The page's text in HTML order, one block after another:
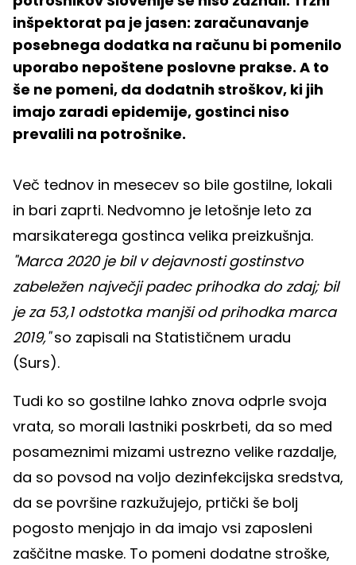
inšpektorat pa je jasen: zaračunavanje
posebnega dodatka na računu bi pomenilo
uporabo nepoštene poslovne prakse. A to
še ne pomeni, da dodatnih stroškov, ki jih
imajo zaradi epidemije, gostinci niso
prevalili na potrošnike.
Več tednov in mesecev so bile gostilne, lokali
in bari zaprti. Nedvomno je letošnje leto za
marsikaterega gostinca velika preizkušnja.
"Marca 2020 je bil v dejavnosti gostinstvo
zabeležen največji padec prihodka do zdaj; bil
je za 53,1 odstotka manjši od prihodka marca
2019,"so zapisali na Statističnem uradu
(Surs).
Tudi ko so gostilne lahko znova odprle svoja
vrata, so morali lastniki poskrbeti, da so med
posameznimi mizami ustrezno velike razdalje,
da so povsod na voljo dezinfekcijska sredstva,
da se površine razkužujejo, prtički še bolj
pogosto menjajo in da imajo vsi zaposleni
zaščitne maske. To pomeni dodatne stroške,